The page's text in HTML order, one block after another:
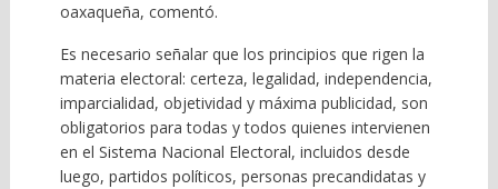
oaxaqueña, comentó.
Es necesario señalar que los principios que rigen la
materia electoral: certeza, legalidad, independencia,
imparcialidad, objetividad y máxima publicidad, son
obligatorios para todas y todos quienes intervienen
en el Sistema Nacional Electoral, incluidos desde
luego, partidos políticos, personas precandidatas y